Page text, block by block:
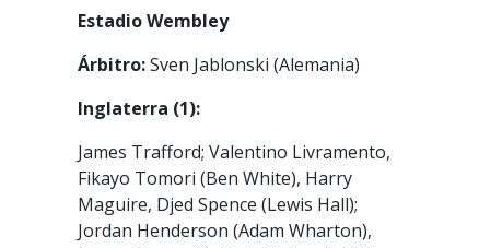
Estadio Wembley
Árbitro:Sven Jablonski (Alemania)
Inglaterra (1):
James Trafford; Valentino Livramento,
Fikayo Tomori (Ben White), Harry
Maguire, Djed Spence (Lewis Hall);
Jordan Henderson (Adam Wharton),